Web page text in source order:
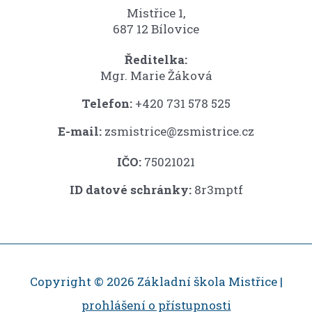
Mistřice 1,
687 12 Bílovice
Ředitelka:
Mgr. Marie Žáková
Telefon: +420 731 578 525
E-mail: zsmistrice@zsmistrice.cz
IČO: 75021021
ID datové schránky:8r3mptf
Copyright © 2026 Základní škola Mistřice |
prohlášení o přístupnosti